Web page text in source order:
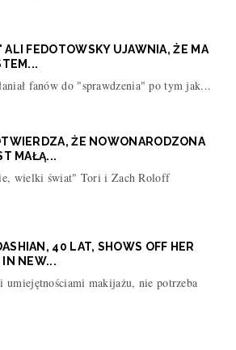
FEDOTOWSKY UJAWNIA, ŻE MA
fanów do "sprawdzenia" po tym jak...
ŻE NOWONARODZONA
MAŁĄ...
wielki świat" Tori i Zach Roloff
40 LAT, SHOWS OFF HER
IN NEW...
makijażu, nie potrzeba